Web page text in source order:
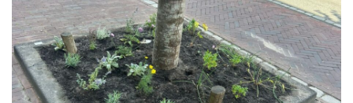
6.00 - 12.00 uur
Vorig uur
uur 1 van 0 Volgend uur
Inklappen